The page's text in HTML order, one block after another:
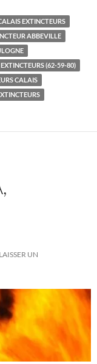
EXTINCTEURS
ABBEVILLE
EXTINCTEURS (62-59-80)
CALAIS
LAISSER UN